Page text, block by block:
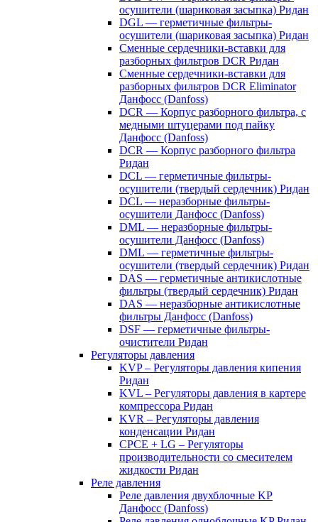
осушители (шариковая засыпка) Ридан
DGL — герметичные фильтры-
осушители (шариковая засыпка) Ридан
Сменные сердечники-вставки для
разборных фильтров DCR Ридан
Сменные сердечники-вставки для
разборных фильтров DCR Eliminator
Данфосс (Danfoss)
DCR — Корпус разборного фильтра, с
медными штуцерами под пайку
Данфосс (Danfoss)
DCR — Корпус разборного фильтра
Ридан
DCL — герметичные фильтры-
осушители (твердый сердечник) Ридан
DCL — неразборные фильтры-
осушители Данфосс (Danfoss)
DML — неразборные фильтры-
осушители Данфосс (Danfoss)
DML — герметичные фильтры-
осушители (твердый сердечник) Ридан
DAS — герметичные антикислотные
фильтры (твердый сердечник) Ридан
DAS — неразборные антикислотные
фильтры Данфосс (Danfoss)
DSF — герметичные фильтры-
очистители Ридан
Регуляторы давления
KVP – Регуляторы давления кипения
Ридан
KVL – Регуляторы давления в картере
компрессора Ридан
KVR – Регуляторы давления
конденсации Ридан
CPCE + LG – Регуляторы
производительности со смесителем
жидкости Ридан
Реле давления
Реле давления двухблочные KP
Данфосс (Danfoss)